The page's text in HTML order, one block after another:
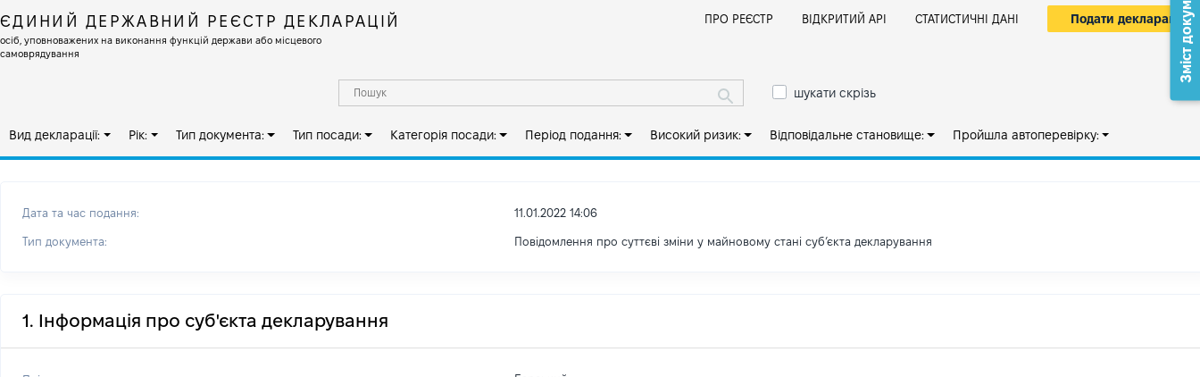
ЄДИНИЙ ДЕРЖАВНИЙ РЕЄСТР ДЕКЛАРАЦІЙ
осіб, уповноважених на виконання функцій держави або місцевого
самоврядування
ПРО РЕЄСТР ВІДКРИТИЙ АРІ СТАТИСТИЧНІ ДАНІ Подати декларацію
шукати скрізь
Вид декларації: Рік: Тип документа: Тип посади: Категорія посади: Період подання: Високий ризик: Відповідальне становище: Пройшла автоперевірку:
Дата та час подання: 11.01.2022 14:06
Тип документа: Повідомлення про суттєві зміни у майновому стані субʼєкта декларування
1. Інформація про суб'єкта декларування
Зміст документа